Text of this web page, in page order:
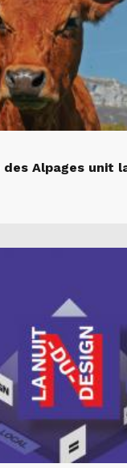
des Alpages unit